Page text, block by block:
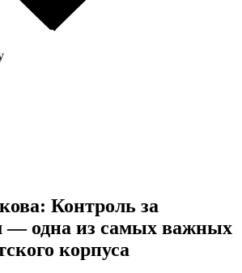
Контроль за
— одна из самых важных
корпуса